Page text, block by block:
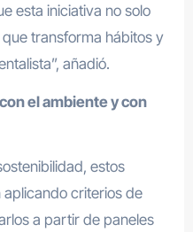
esta iniciativa no solo
transforma hábitos y
añadió.
el ambiente y con
estos
criterios de
a partir de paneles